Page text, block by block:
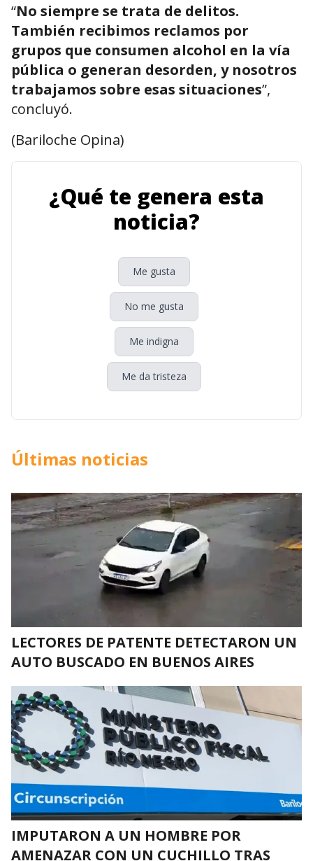
“No siempre se trata de delitos.
También recibimos reclamos por
grupos que consumen alcohol en la vía
pública o generan desorden, y nosotros
trabajamos sobre esas situaciones”,
concluyó.
(Bariloche Opina)
¿Qué te genera esta
noticia?
Me gusta
No me gusta
Me indigna
Me da tristeza
Últimas noticias
LECTORES DE PATENTE DETECTARON UN
AUTO BUSCADO EN BUENOS AIRES
IMPUTARON A UN HOMBRE POR
AMENAZAR CON UN CUCHILLO TRAS